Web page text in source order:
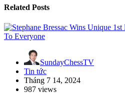
Related Posts
SundayChessTV
Tin tức
Tháng 7 14, 2024
987 views